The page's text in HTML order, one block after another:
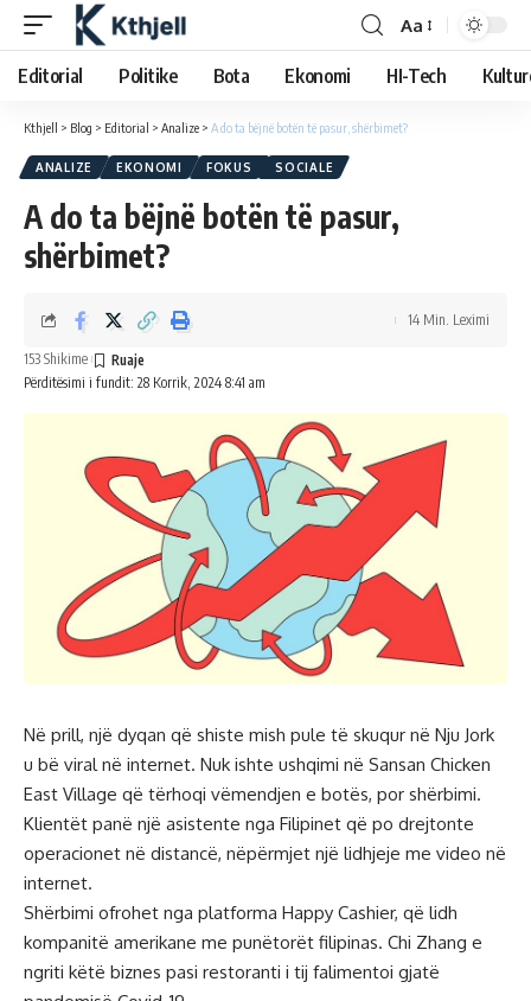
Aa
Editorial Politike Bota Ekonomi HI-Tech
Kthjell > Blog > Editorial > Analize > A do ta bëjnë botën të pasur, shërbimet?
ANALIZE EKONOMI FOKUS SOCIALE
A do ta bëjnë botën të pasur,
shërbimet?
Përditësimi i fundit: 28 Korrik, 2024 8:41 am
153 Shikime
14 Min. Leximi
Në prill, një dyqan që shiste mish pule të skuqur në Nju Jork
u bë viral në internet. Nuk ishte ushqimi në Sansan Chicken
East Village që tërhoqi vëmendjen e botës, por shërbimi.
Klientët panë një asistente nga Filipinet që po drejtonte
operacionet në distancë, nëpërmjet një lidhjeje me video në
internet.
Shërbimi ofrohet nga platforma Happy Cashier, që lidh
kompanitë amerikane me punëtorët filipinas. Chi Zhang e
ngriti këtë biznes pasi restoranti i tij falimentoi gjatë